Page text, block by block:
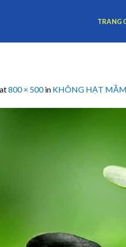
TRANG
800 × 500in KHÔNG HẠT